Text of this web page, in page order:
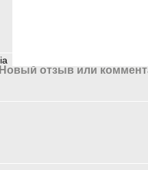
Новый отзыв или